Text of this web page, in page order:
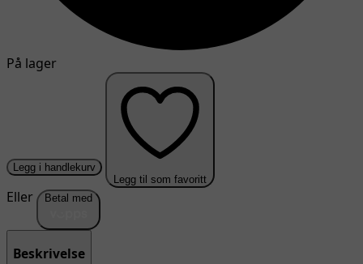
På lager
Legg i handlekurv
Legg til som favoritt
Eller Betal med
Beskrivelse